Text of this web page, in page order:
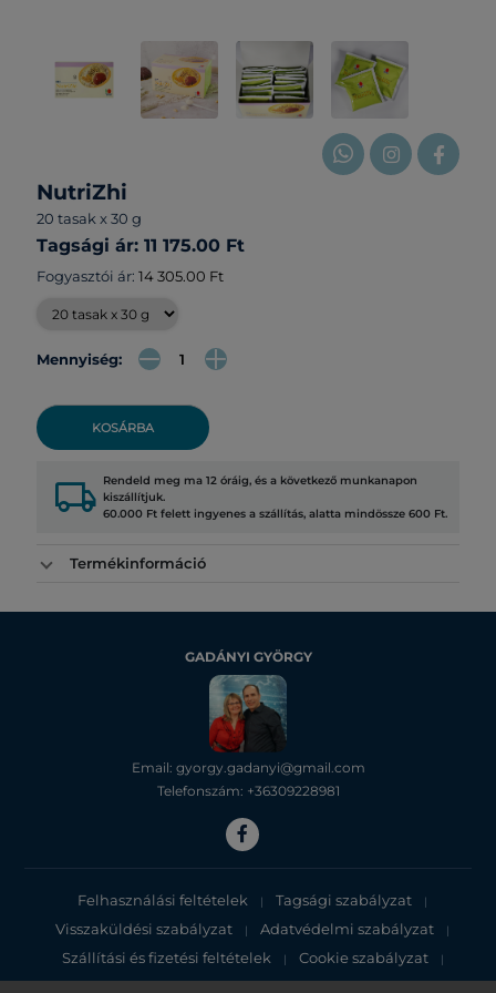
NutriZhi
20 tasak x 30 g
Tagsági ár: 11 175.00 Ft
Fogyasztói ár: 14 305.00 Ft
Mennyiség:
KOSÁRBA
local_shipping Rendeld meg ma 12 óráig, és a következő munkanapon
kiszállítjuk.
60.000 Ft felett ingyenes a szállítás, alatta mindössze 600 Ft.
Termékinformáció
GADÁNYI GYÖRGY
Email: gyorgy.gadanyi@gmail.com
Telefonszám: +36309228981
Felhasználási feltételek | Tagsági szabályzat |
Visszaküldési szabályzat | Adatvédelmi szabályzat |
Szállítási és fizetési feltételek | Cookie szabályzat |
Adatvédelmi tájékoztató